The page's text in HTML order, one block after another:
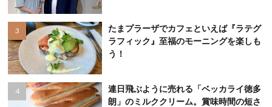
たまプラーザでカフェといえば『ラテグ
ラフィック』至福のモーニングを楽しも
う！
連日飛ぶように売れる「ベッカライ徳多
朗」のミルククリーム。賞味時間の短さ